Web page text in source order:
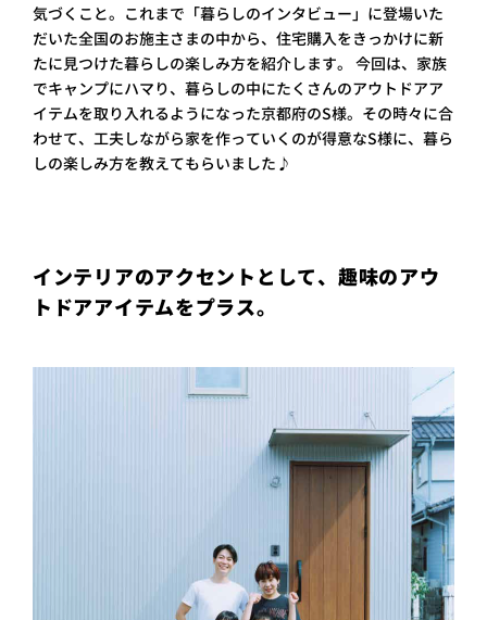
会社概
要
企業の
方へ
お問い
合わせ
報
気づくこと。これまで「暮らしのインタビュー」に登場いた
だいた全国のお施主さまの中から、住宅購入をきっかけに新
たに見つけた暮らしの楽しみ方を紹介します。 今回は、家族
でキャンプにハマり、暮らしの中にたくさんのアウトドアア
イテムを取り入れるようになった京都府のS様。その時々に合
わせて、工夫しながら家を作っていくのが得意なS様に、暮ら
しの楽しみ方を教えてもらいました♪
インテリアのアクセントとして、趣味のアウ
トドアアイテムをプラス。